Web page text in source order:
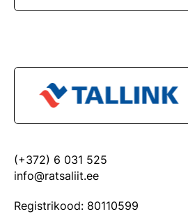
Edetabelid
Ametnikud
Koolitused
Mänedžer Ja Komitee
Välisvõistlustel Osaleja Meelespea
(+372) 6 031 525
info@ratsaliit.ee
Registrikood: 80110599